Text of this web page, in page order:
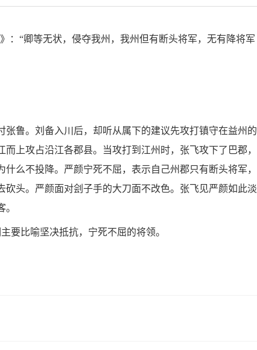
：“卿等无状，侵夺我州，我州但有断头将军，无有降将军
鲁。刘备入川后，却听从属下的建议先攻打镇守在益州的
上攻占沿江各郡县。当攻打到江州时，张飞攻下了巴郡，
么不投降。严颜宁死不屈，表示自己州郡只有断头将军，
头。严颜面对刽子手的大刀面不改色。张飞见严颜如此淡
比喻坚决抵抗，宁死不屈的将领。